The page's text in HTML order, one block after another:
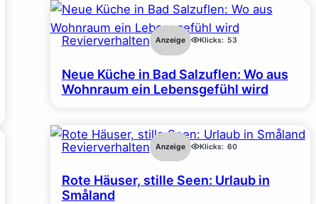
Revierverhalten Anzeige Klicks: 53
Neue Küche in Bad Salzuflen: Wo aus
Wohnraum ein Lebensgefühl wird
Revierverhalten Anzeige Klicks: 60
Rote Häuser, stille Seen: Urlaub in
Småland